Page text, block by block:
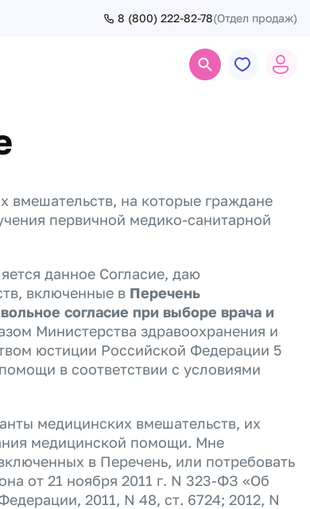
8 (800) 222-82-78(Отдел продаж)
вмешательств, на которые граждане
первичной медико-санитарной
данное Согласие, даю
включенные в Перечень
согласие при выборе врача и
Министерства здравоохранения и
юстиции Российской Федерации 5
в соответствии с условиями
медицинских вмешательств, их
медицинской помощи. Мне
в Перечень, или потребовать
от 21 ноября 2011 г. N 323-ФЗ «Об
2011, N 48, ст. 6724; 2012, N